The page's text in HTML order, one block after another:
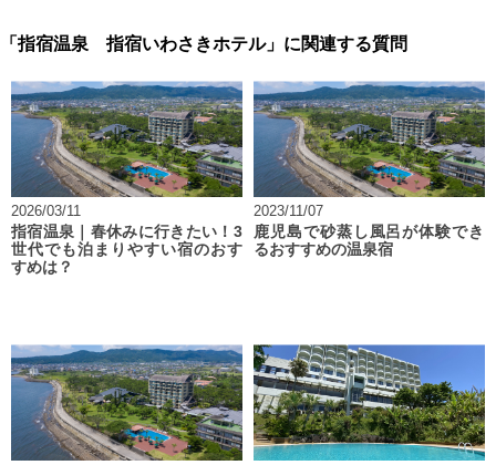
「指宿温泉 指宿いわさきホテル」に関連する質問
2026/03/11
指宿温泉｜春休みに行きたい！3
世代でも泊まりやすい宿のおす
すめは？
2023/11/07
鹿児島で砂蒸し風呂が体験でき
るおすすめの温泉宿